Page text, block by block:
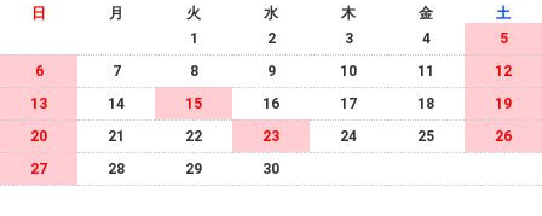
日 月 火 水 木 金
土
1
2 3 4
5
6
7 8 9 10 11
12
13
14 15 16 17 18
19
20
21 22 23 24 25
26
27
28 29 30